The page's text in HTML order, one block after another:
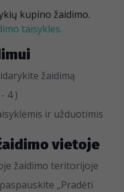
kupino žaidimo.
taisykles.
žaidimą
4 )
ir užduotimis
vietoje
žaidimo teritorijoje
„Pradėti